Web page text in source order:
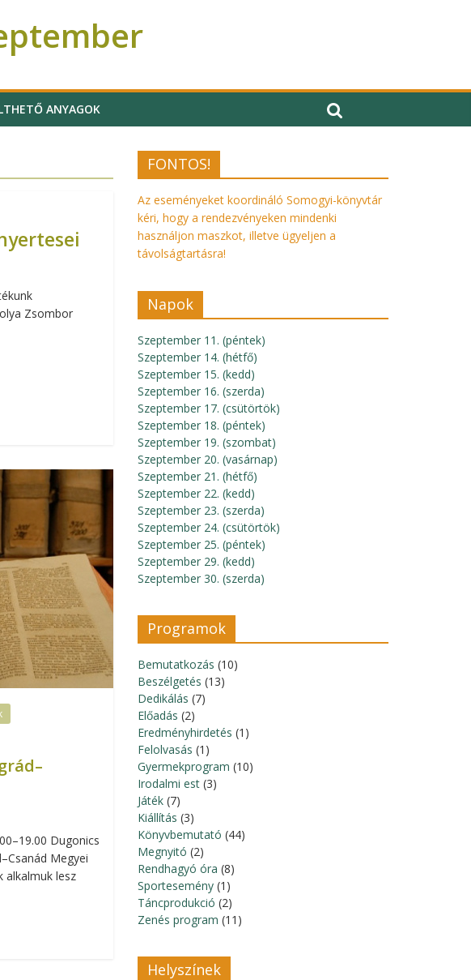
ANYAGOK
Zsombor
Dugonics
Megyei
alkalmuk lesz
FONTOS!
Az eseményeket koordináló Somogyi-könyvtár
kéri, hogy a rendezvényeken mindenki
használjon maszkot, illetve ügyeljen a
távolságtartásra!
Napok
Szeptember 11. (péntek)
Szeptember 14. (hétfő)
Szeptember 15. (kedd)
Szeptember 16. (szerda)
Szeptember 17. (csütörtök)
Szeptember 18. (péntek)
Szeptember 19. (szombat)
Szeptember 20. (vasárnap)
Szeptember 21. (hétfő)
Szeptember 22. (kedd)
Szeptember 23. (szerda)
Szeptember 24. (csütörtök)
Szeptember 25. (péntek)
Szeptember 29. (kedd)
Szeptember 30. (szerda)
Programok
Bemutatkozás (10)
Beszélgetés (13)
Dedikálás (7)
Előadás (2)
Eredményhirdetés (1)
Felolvasás (1)
Gyermekprogram (10)
Irodalmi est (3)
Játék (7)
Kiállítás (3)
Könyvbemutató (44)
Megnyitó (2)
Rendhagyó óra (8)
Sportesemény (1)
Táncprodukció (2)
Zenés program (11)
Helyszínek